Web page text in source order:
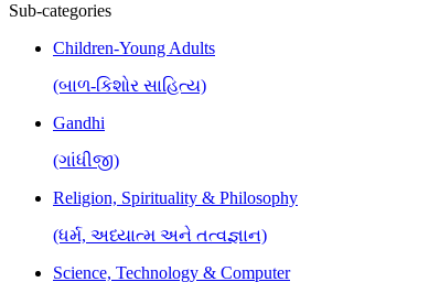
Sub-categories
Children-Young Adults
(બાળ-કિશોર સાહિત્ય)
Gandhi
(ગાંધીજી)
Religion, Spirituality & Philosophy
(ધર્મ, અધ્યાત્મ અને તત્વજ્ઞાન)
Science, Technology & Computer